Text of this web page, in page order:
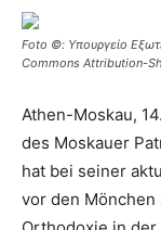
Foto ©: Υπουργείο
Commons Attribution-
Athen-Moskau,
des Moskauer
hat bei seiner
vor den